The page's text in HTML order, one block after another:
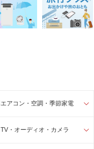
エアコン・空調・季節家電
TV・オーディオ・カメラ